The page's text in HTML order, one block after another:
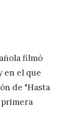
filmó
en el que
de "Hasta
primera